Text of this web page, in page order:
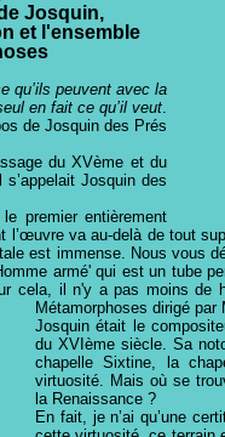
Josquin,
et l'ensemble
qu’ils peuvent avec la
en fait ce qu’il veut.
de Josquin des Prés
du XVème et du
Josquin des
premier entièrement
l’œuvre va au-delà de tout
est immense. Nous vous
armé' qui est un tube
cela, il n'y a pas moins de
Métamorphoses dirigé par
Josquin était le
du XVIème siècle. Sa
chapelle Sixtine, la
virtuosité. Mais où se
la Renaissance ?
En fait, je n’ai qu’une